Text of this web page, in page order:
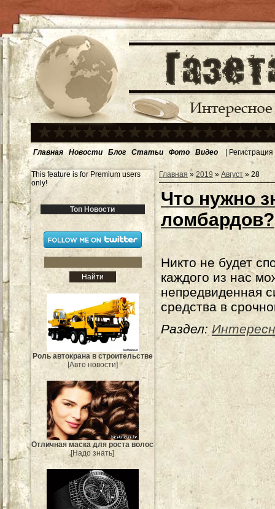
Главная Новости Блог Статьи Фото Видео | Регистрация
This feature is for Premium users
only!
Топ Новости
Роль автокрана в строительстве
[Авто новости]
Отличная маска для роста волос
[Надо знать]
Главная » 2019 » Август » 28
Что нужно
ломбардов?
Никто не будет
каждого из нас
непредвиденная
средства в
Раздел: